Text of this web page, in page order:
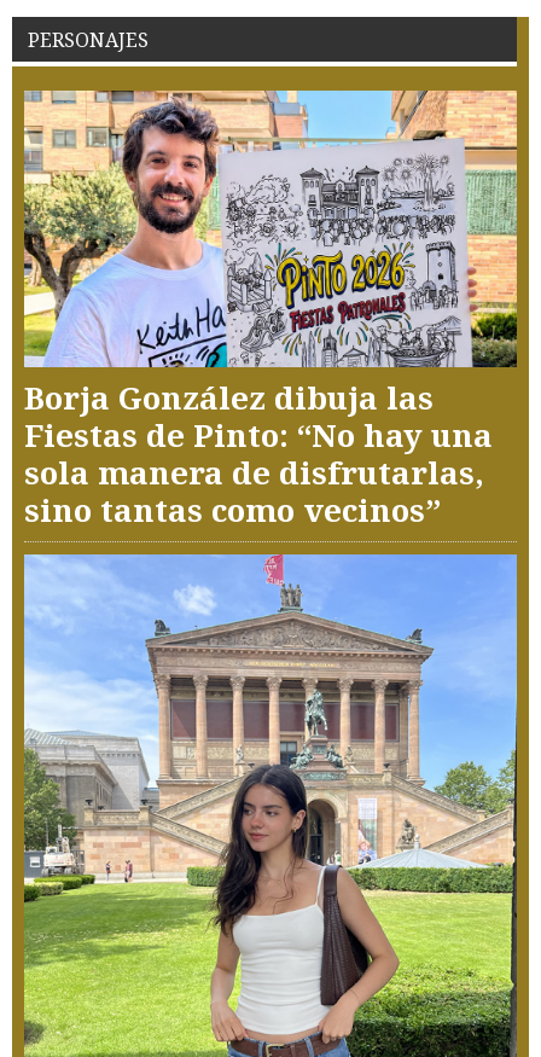
PERSONAJES
Borja González dibuja las
Fiestas de Pinto: “No hay una
sola manera de disfrutarlas,
sino tantas como vecinos”